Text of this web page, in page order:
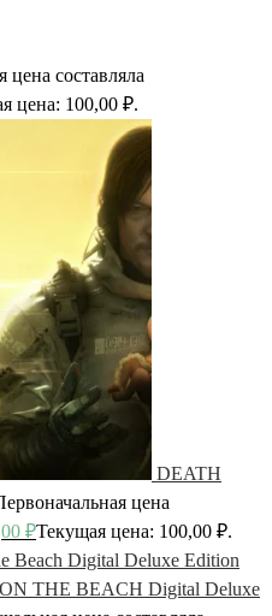
цена составляла
цена: 100,00 ₽.
DEATH
цена
₽Текущая цена: 100,00 ₽.
THE BEACH Digital Deluxe